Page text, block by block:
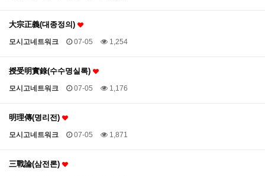
大宗正義(대종정의)
모시고네트워크 07-05 1,254
授受明實錄(수수명실록)
모시고네트워크 07-05 1,176
明理傳(명리전)
모시고네트워크 07-05 1,871
三戰論(삼전론)